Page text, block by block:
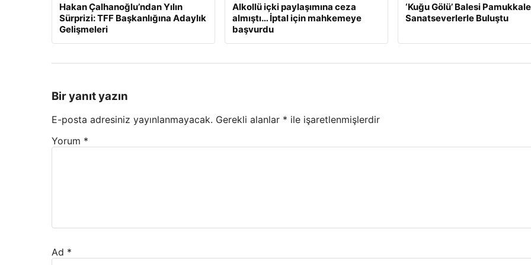
Hakan Çalhanoğlu’ndan Yılın
Sürprizi: TFF Başkanlığına Adaylık
Gelişmeleri
Alkollü içki paylaşımına ceza
almıştı… İptal için mahkemeye
başvurdu
‘Kuğu Gölü’ Balesi
Sanatseverlerle Buluştu
Bir yanıt yazın
E-posta adresiniz yayınlanmayacak. Gerekli alanlar * ile işaretlenmişlerdir
Yorum *
Ad *